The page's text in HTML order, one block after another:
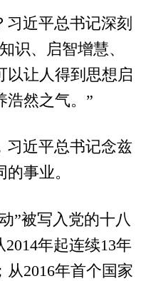
近平总书记深刻
识、启智增慧、
以让人得到思想启
浩然之气。”
习近平总书记念兹
事业。
”被写入党的十八
年起连续13年
2016年首个国家